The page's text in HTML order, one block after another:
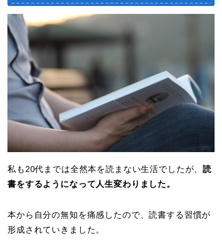
私も20代までは全然本を読まない生活でしたが、読
書をするようになって人生変わりました。
本から自分の無知を痛感したので、読書する習慣が
形成されていきました。